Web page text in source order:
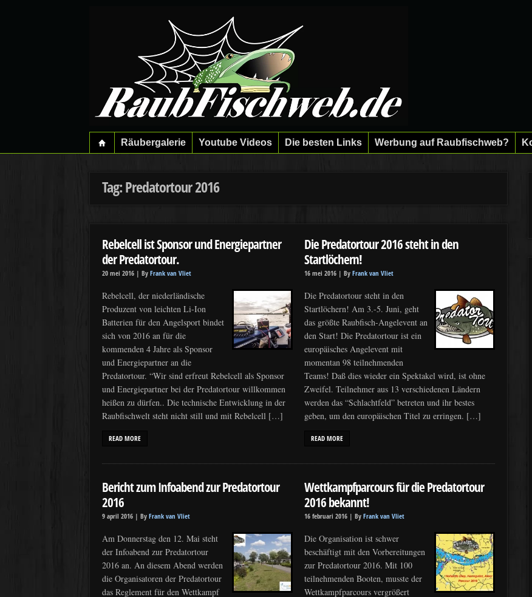
Räubergalerie Youtube Videos Die besten Links Werbung auf Raubfischweb?
Tag: Predatortour 2016
Rebelcell ist Sponsor und Energiepartner
der Predatortour.
20 mei 2016 | By Frank van Vliet
Rebelcell, der niederländische
Produzent von leichten Li-Ion
Batterien für den Angelsport bindet
sich von 2016 an für die
kommenden 4 Jahre als Sponsor
und Energiepartner an die
Predatortour. “Wir sind erfreut Rebelcell als Sponsor
und Energiepartner bei der Predatortour willkommen
heißen zu dürfen.. Die technische Entwicklung in der
Raubfischwelt steht nicht still und mit Rebelcell […]
READ MORE
Die Predatortour 2016 steht in den
Startlöchern!
16 mei 2016 |ByFrank van Vliet
Die Predatortour steht in den
Startlöchern! Am 3.-5. Juni, geht
das größte Raubfisch-Angelevent an
den Start! Die Predatortour ist ein
europäisches Angelevent mit
momentan 98 teilnehmenden
Teams! Daß dies wieder ein Spektakel wird, ist ohne
Zweifel. Teilnehmer aus 13 verschiedenen Ländern
werden das “Schlachtfeld” betreten und ihr bestes
geben, um den europäischen Titel zu erringen. […]
READ MORE
Bericht zum Infoabend zur Predatortour
2016
9 april 2016 | By Frank van Vliet
Am Donnerstag den 12. Mai steht
der Infoabend zur Predatortour
2016 an. An diesem Abend werden
die Organisatoren der Predatortour
das Reglement für den Wettkampf
Wettkampfparcours für die Predatortour
2016 bekannt!
16 februari 2016 |ByFrank van Vliet
Die Organisation ist schwer
beschäftigt mit den Vorbereitungen
zur Predatortour 2016. Mit 100
teilnehmenden Booten, musste der
Wettkampfparcours vergrößert